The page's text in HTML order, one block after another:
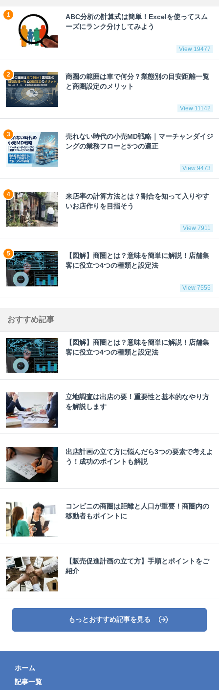
ABC分析の計算式は簡単！Excelを使ってスム
ーズにランク分けしてみよう
View 19477
商圏の範囲は車で何分？業態別の目安距離一覧
と商圏設定のメリット
View 11142
売れない時代の小売MD戦略｜マーチャンダイジ
ングの業務フローと5つの適正
View 9473
来店率の計算方法とは？割合を知って入りやす
いお店作りを目指そう
View 7911
【図解】商圏とは？意味を簡単に解説！店舗集
客に役立つ4つの種類と設定法
View 7555
おすすめ記事
【図解】商圏とは？意味を簡単に解説！店舗集
客に役立つ4つの種類と設定法
立地調査は出店の要！重要性と基本的なやり方
を解説します
出店計画の立て方に悩んだら3つの要素で考えよ
う！成功のポイントも解説
コンビニの商圏は距離と人口が重要！商圏内の
移動者もポイントに
【販売促進計画の立て方】手順とポイントをご
紹介
もっとおすすめ記事を見る
ホーム
記事一覧